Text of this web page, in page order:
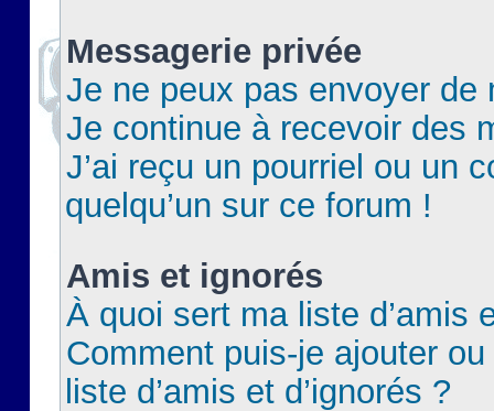
Messagerie privée
Je ne peux pas envoyer de
Je continue à recevoir des
J’ai reçu un pourriel ou un
quelqu’un sur ce forum !
Amis et ignorés
À quoi sert ma liste d’amis
Comment puis-je ajouter
liste d’amis et d’ignorés ?